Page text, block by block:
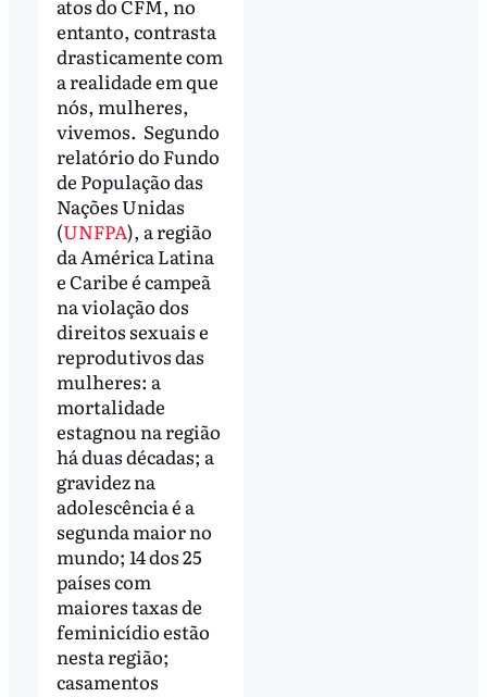
atos do CFM, no
entanto, contrasta
drasticamente com
a realidade em que
nós, mulheres,
vivemos. Segundo
relatório do Fundo
de População das
Nações Unidas
(UNFPA), a região
da América Latina
e Caribe é campeã
na violação dos
direitos sexuais e
reprodutivos das
mulheres: a
mortalidade
estagnou na região
há duas décadas; a
gravidez na
adolescência é a
segunda maior no
mundo; 14 dos 25
países com
maiores taxas de
feminicídio estão
nesta região;
casamentos